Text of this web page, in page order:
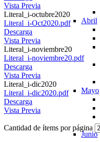
Abril
Mayo
Junio
Vista Previa
Literal_i-octubre2020
Literal_i-Oct2020.pdf
Descarga
Vista Previa
Literal_i-noviembre20
Literal_i-noviembre20.pdf
Descarga
Vista Previa
Literal_i-dic2020
Literal_i-dic2020.pdf
Descarga
Vista Previa
Cantidad de ítems por página